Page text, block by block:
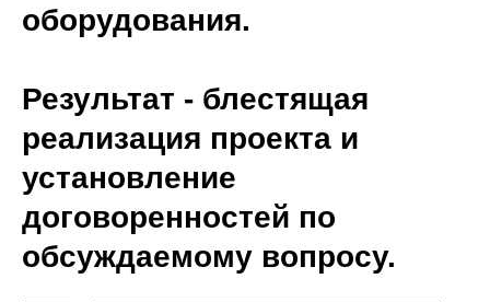
оборудования.
Результат - блестящая
реализация проекта и
установление
договоренностей по
обсуждаемому вопросу.